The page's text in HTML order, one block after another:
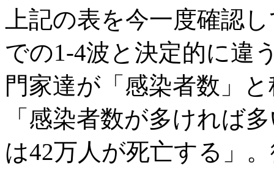
上記の表を今一度確認
での1-4波と決定的に違
門家達が「感染者数」
「感染者数が多ければ
は42万人が死亡する」